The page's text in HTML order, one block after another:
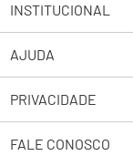
INSTITUCIONAL
Sobre a Lupo
Trabalhe Conosco
Lojas
AJUDA
Abrir uma
2ª Via de Boleto
PRIVACIDADE
Política de
FALE CONOSCO